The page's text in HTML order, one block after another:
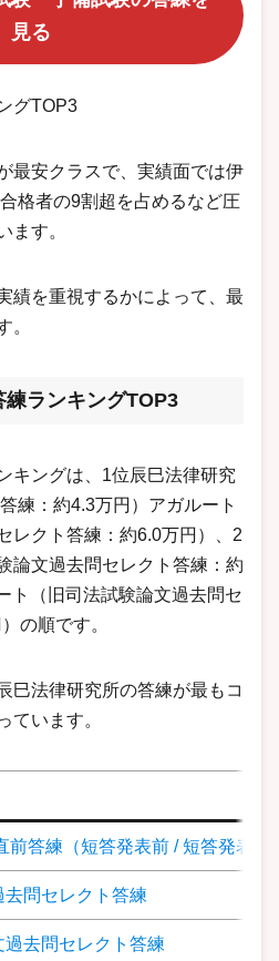
見る
グTOP3
最安クラスで、実績面では伊
格者の9割超を占めるなど圧
ます。
績を重視するかによって、最
。
練ランキングTOP3
キングは、1位辰巳法律研究
練：約4.3万円）アガルート
レクト答練：約6.0万円）、2
論文過去問セレクト答練：約
ト（旧司法試験論文過去問セ
の順です。
巳法律研究所の答練が最もコ
ています。
前答練（短答発表前 / 短答発表後
問セレクト答練
過去問セレクト答練